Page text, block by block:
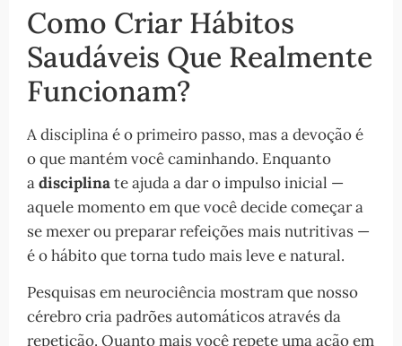
Como Criar Hábitos
Saudáveis Que Realmente
Funcionam?
A disciplina é o primeiro passo, mas a devoção é
o que mantém você caminhando. Enquanto
adisciplinate ajuda a dar o impulso inicial —
aquele momento em que você decide começar a
se mexer ou preparar refeições mais nutritivas —
é o hábito que torna tudo mais leve e natural.
Pesquisas em neurociência mostram que nosso
cérebro cria padrões automáticos através da
repetição. Quanto mais você repete uma ação em